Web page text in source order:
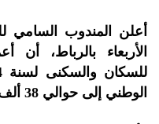
أعلن المندوب السامي
الأربعاء بالرباط، أن
الوطني إلى حوالي 38 ألف منطقة إحصاء.